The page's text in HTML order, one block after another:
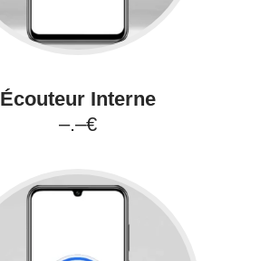
Écouteur Interne
–.–€